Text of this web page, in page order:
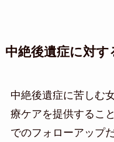
中絶後遺症に対
中絶後遺症に苦しむ
療ケアを提供するこ
でのフォローアップ